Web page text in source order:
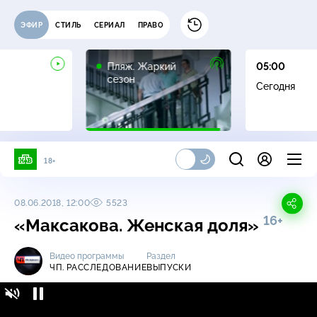
ЭФИР СТИЛЬ СЕРИАЛ ПРАВО
Пляж. Жаркий
сезон
16+
05:00
Сегодня
18+
08.06.2018, 12:00 5523
«Максакова. Женская доля» 16+
Видео программы
ЧП. РАССЛЕДОВАНИЕ
Раздел
ВЫПУСКИ